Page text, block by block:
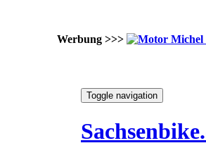
Werbung >>>
Toggle navigation